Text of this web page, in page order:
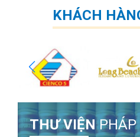
KHÁCH
THƯ VIỆNPHÁP